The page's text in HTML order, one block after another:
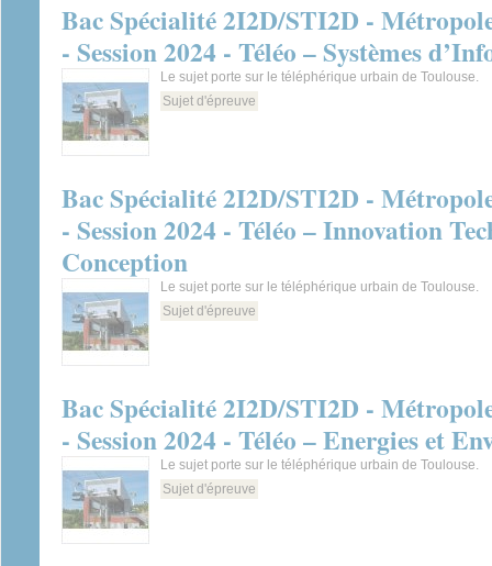
Bac Spécialité 2I2D/STI2D -
- Session 2024 - Téléo – Systèmes
Le sujet porte sur le téléphérique urbain de Toulouse.
Sujet d'épreuve
Bac Spécialité 2I2D/STI2D -
- Session 2024 - Téléo – Innovation
Conception
Le sujet porte sur le téléphérique urbain de Toulouse.
Sujet d'épreuve
Bac Spécialité 2I2D/STI2D -
- Session 2024 - Téléo – Energies et
Le sujet porte sur le téléphérique urbain de Toulouse.
Sujet d'épreuve